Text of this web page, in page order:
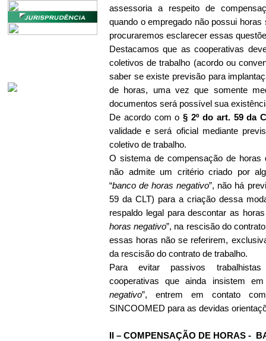
assessoria a respeito de
quando o empregado não possui
procuraremos esclarecer essas
Destacamos que as cooperativas
coletivos de trabalho (acordo ou
saber se existe previsão para
de horas, uma vez que somente
documentos será possível sua
De acordo com o§ 2º do art. 59 da
validade e será oficial mediante
coletivo de trabalho.
O sistema de compensação de horas
não admite um critério criado por
“banco de horas negativo”, não há
59 da CLT) para a criação dessa
respaldo legal para descontar as
horas negativo”, na rescisão do
essas horas não se referirem,
da rescisão do contrato de trabalho.
Para evitar passivos
cooperativas que ainda insistem
negativo”, entrem em contato
SINCOOMED para as devidas
II – COMPENSAÇÃO DE HORAS -